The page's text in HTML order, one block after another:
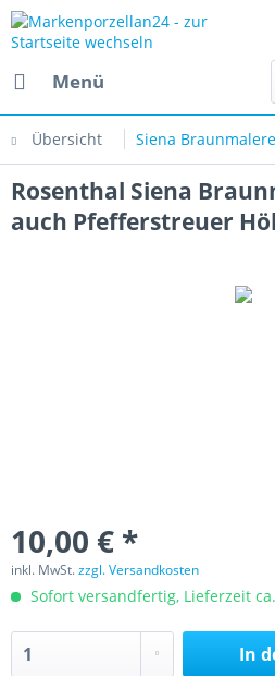
Menü
Übersicht Siena
Rosenthal Siena
auch Pfefferstreuer
10,00 € *
inkl. MwSt.zzgl. Versandkosten
Sofort versandfertig, Lieferzeit
In